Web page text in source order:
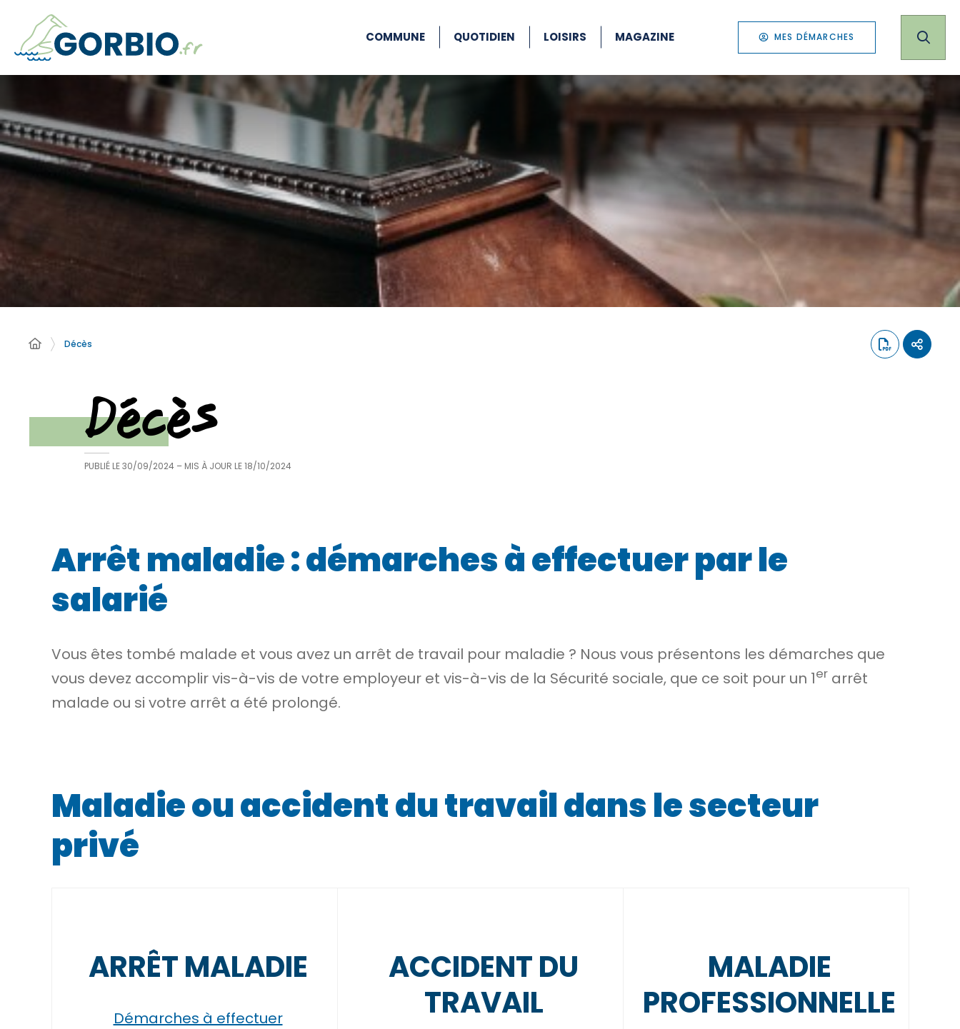
COMMUNE QUOTIDIEN LOISIRS MAGAZINE MES DÉMARCHES
Décès
Décès
PUBLIÉ LE30/09/2024 – MIS À JOUR LE18/10/2024
Arrêt maladie : démarches à effectuer par le
salarié
Vous êtes tombé malade et vous avez un arrêt de travail pour maladie ? Nous vous présentons les démarches que
vous devez accomplir vis-à-vis de votre employeur et vis-à-vis de la Sécurité sociale, que ce soit pour un 1er arrêt
malade ou si votre arrêt a été prolongé.
Maladie ou accident du travail dans le secteur
privé
ARRÊT MALADIE
Démarches à effectuer
ACCIDENT DU
TRAVAIL
MALADIE
PROFESSIONNELLE